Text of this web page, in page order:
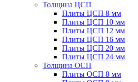
Толщина ЦСП
Плиты ЦСП 8 мм
Плиты ЦСП 10 мм
Плиты ЦСП 12 мм
Плиты ЦСП 16 мм
Плиты ЦСП 20 мм
Плиты ЦСП 24 мм
Толщина ОСП
Плиты ОСП 8 мм